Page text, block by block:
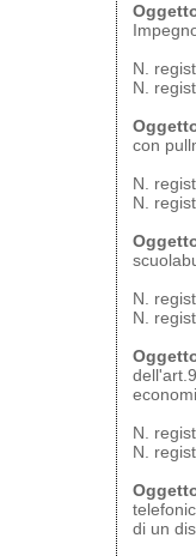
N.
N.
con
N.
N.
N.
N.
N.
N.
di un